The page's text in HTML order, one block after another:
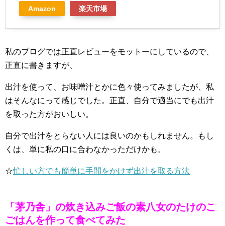
Amazon 楽天市場
私のブログでは正直レビューをモットーにしているので、
正直に書きますが、
出汁を使って、お味噌汁とかに色々使ってみましたが、私
はそんなにって感じでした。正直、自分で適当にでも出汁
を取った方がおいしい。
自分で出汁をとらない人には良いのかもしれません。もし
くは、単に私の口に合わなかっただけかも。
☆忙しい方でも簡単に手間をかけず出汁を取る方法
「茅乃舎」の炊き込みご飯の素八女のたけのこ
ごはんを作って食べてみた